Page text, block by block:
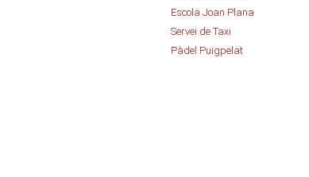
Escola Joan Plana
Servei de Taxi
Pàdel Puigpelat